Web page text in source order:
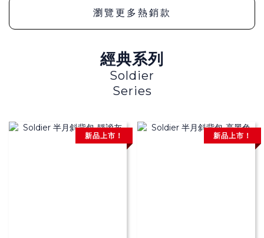
瀏覽更多熱銷款
經典系列
Soldier
Series
新品上市！ 新品上市！